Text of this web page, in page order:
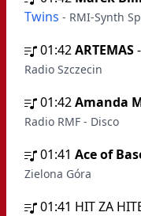
Twins - RMI-Synth
01:42ARTEMAS-
Radio Szczecin
01:42Amanda
Radio RMF - Disco
01:41 Ace of
Zielona Góra
01:41 HIT ZA